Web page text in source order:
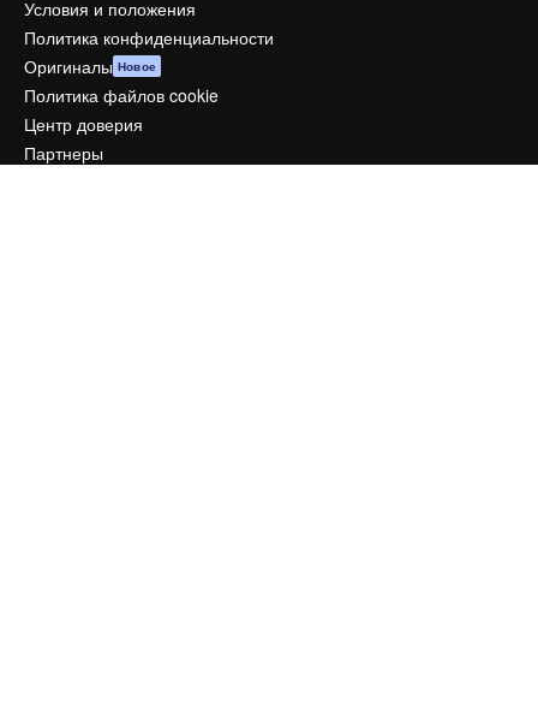
Условия и положения
Политика конфиденциальности
Оригиналы Новое
Политика файлов cookie
Центр доверия
Партнеры